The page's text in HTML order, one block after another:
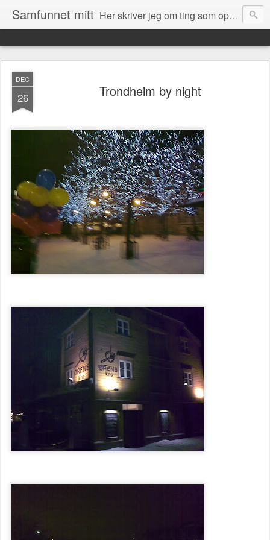
Samfunnet mitt Her skriver jeg om ting som opptar meg og ting som skjer rundt meg i samfunnet.
DEC
26 Trondheim by night